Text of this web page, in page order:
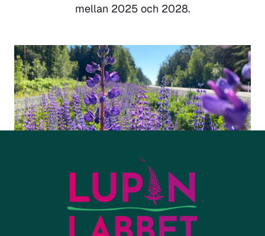
mellan 2025 och 2028.